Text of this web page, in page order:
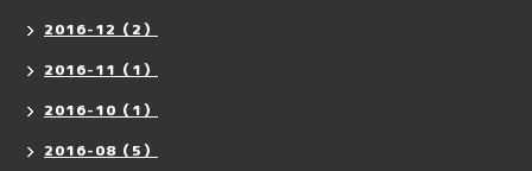
2016-12（2）
2016-11（1）
2016-10（1）
2016-08（5）